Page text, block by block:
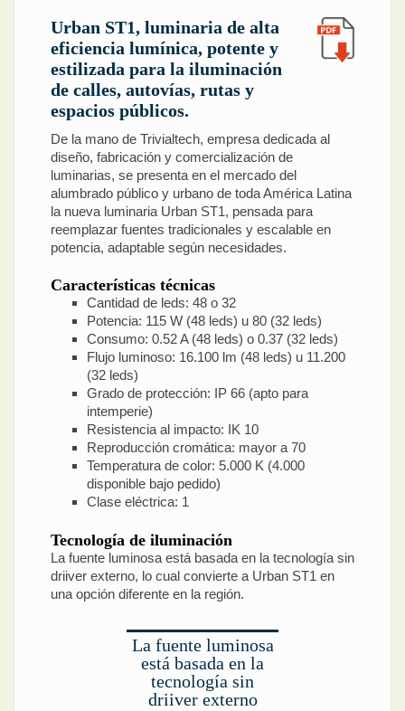
Urban ST1, luminaria de alta
eficiencia lumínica, potente y
estilizada para la iluminación
de calles, autovías, rutas y
espacios públicos.
De la mano de Trivialtech, empresa dedicada al
diseño, fabricación y comercialización de
luminarias, se presenta en el mercado del
alumbrado público y urbano de toda América Latina
la nueva luminaria Urban ST1, pensada para
reemplazar fuentes tradicionales y escalable en
potencia, adaptable según necesidades.
Características técnicas
Cantidad de leds: 48 o 32
Potencia: 115 W (48 leds) u 80 (32 leds)
Consumo: 0.52 A (48 leds) o 0.37 (32 leds)
Flujo luminoso: 16.100 lm (48 leds) u 11.200
(32 leds)
Grado de protección: IP 66 (apto para
intemperie)
Resistencia al impacto: IK 10
Reproducción cromática: mayor a 70
Temperatura de color: 5.000 K (4.000
disponible bajo pedido)
Clase eléctrica: 1
Tecnología de iluminación
La fuente luminosa está basada en la tecnología sin
driiver externo, lo cual convierte a Urban ST1 en
una opción diferente en la región.
La fuente luminosa
está basada en la
tecnología sin
driiver externo